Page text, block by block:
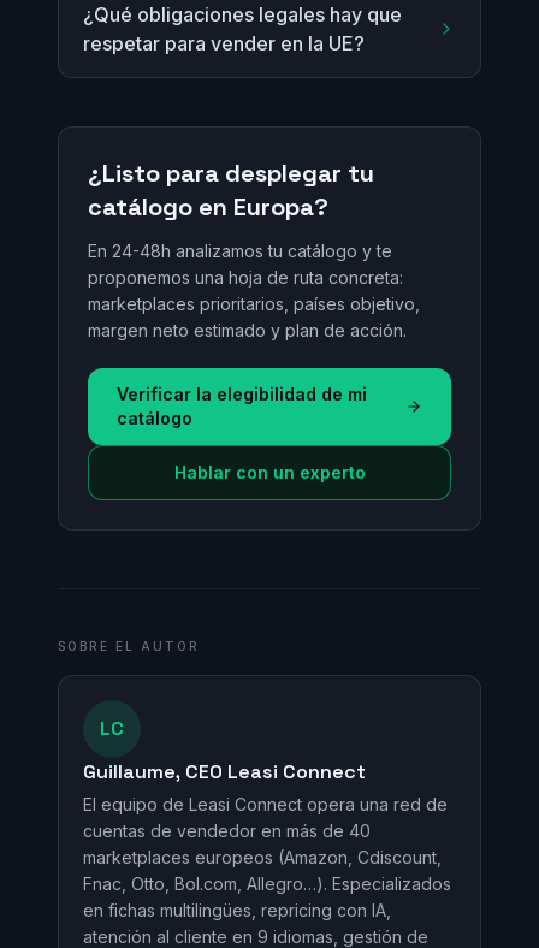
¿Qué obligaciones legales hay que
respetar para vender en la UE?
¿Listo para desplegar tu
catálogo en Europa?
En 24-48h analizamos tu catálogo y te
proponemos una hoja de ruta concreta:
marketplaces prioritarios, países objetivo,
margen neto estimado y plan de acción.
Verificar la elegibilidad de mi
catálogo
Hablar con un experto
SOBRE EL AUTOR
LC
Guillaume, CEO Leasi Connect
El equipo de Leasi Connect opera una red de
cuentas de vendedor en más de 40
marketplaces europeos (Amazon, Cdiscount,
Fnac, Otto, Bol.com, Allegro…). Especializados
en fichas multilingües, repricing con IA,
atención al cliente en 9 idiomas, gestión de